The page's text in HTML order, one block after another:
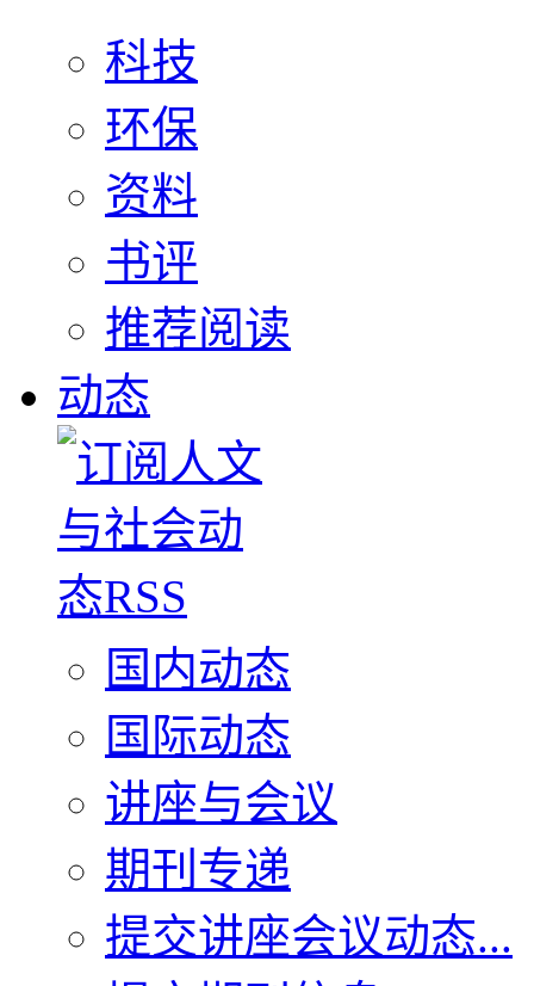
科技
环保
资料
书评
推荐阅读
动态
国内动态
国际动态
讲座与会议
期刊专递
提交讲座会议动态...